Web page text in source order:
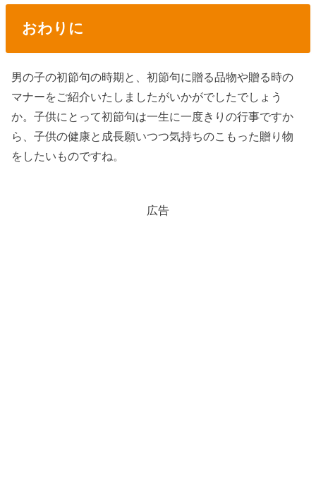
おわりに
男の子の初節句の時期と、初節句に贈る品物や贈る時の
マナーをご紹介いたしましたがいかがでしたでしょう
か。子供にとって初節句は一生に一度きりの行事ですか
ら、子供の健康と成長願いつつ気持ちのこもった贈り物
をしたいものですね。
広告